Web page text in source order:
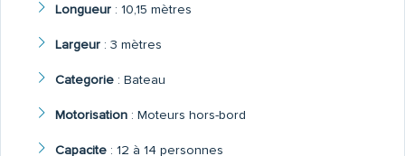
Longueur: 10,15 mètres
Largeur: 3 mètres
Categorie: Bateau
Motorisation: Moteurs hors-bord
Capacite: 12 à 14 personnes